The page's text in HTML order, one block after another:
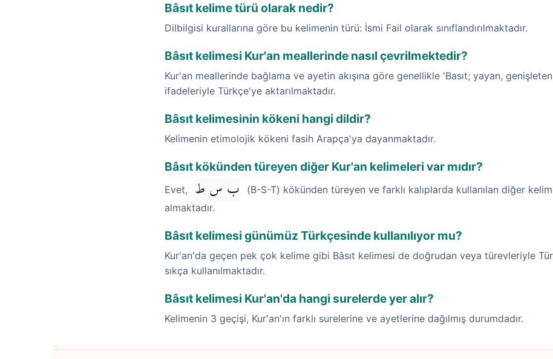
Bâsıt kelime türü olarak nedir?
Dilbilgisi kurallarına göre bu kelimenin türü: İsmi Fail olarak sınıflandırılmaktadır.
Bâsıt kelimesi Kur'an meallerinde nasıl çevrilmektedir?
Kur'an meallerinde bağlama ve ayetin akışına göre genellikle 'Basıt; yayan,
ifadeleriyle Türkçe'ye aktarılmaktadır.
Bâsıt kelimesinin kökeni hangi dildir?
Kelimenin etimolojik kökeni fasih Arapça'ya dayanmaktadır.
Bâsıt kökünden türeyen diğer Kur'an kelimeleri var mıdır?
Evet, ب س ط
(B-S-T) kökünden türeyen ve farklı kalıplarda kullanılan diğer
almaktadır.
Bâsıt kelimesi günümüz Türkçesinde kullanılıyor mu?
Kur'an'da geçen pek çok kelime gibi Bâsıt kelimesi de doğrudan veya türevleriyle
sıkça kullanılmaktadır.
Bâsıt kelimesi Kur'an'da hangi surelerde yer alır?
Kelimenin 3 geçişi, Kur'an'ın farklı surelerine ve ayetlerine dağılmış durumdadır.